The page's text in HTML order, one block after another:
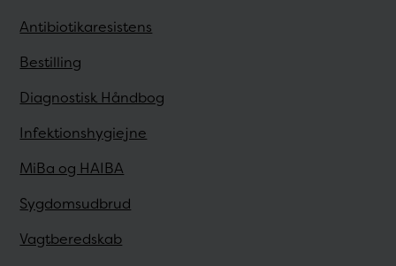
Antibiotikaresistens
Bestilling
Diagnostisk Håndbog
Infektionshygiejne
MiBa og HAIBA
Sygdomsudbrud
Vagtberedskab